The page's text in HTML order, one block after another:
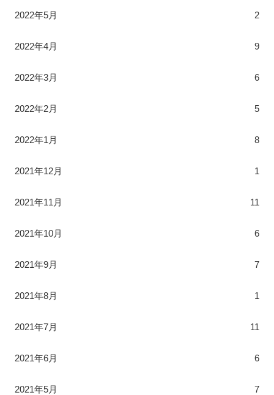
2022年5月 2
2022年4月 9
2022年3月 6
2022年2月 5
2022年1月 8
2021年12月 1
2021年11月 11
2021年10月 6
2021年9月 7
2021年8月 1
2021年7月 11
2021年6月 6
2021年5月 7